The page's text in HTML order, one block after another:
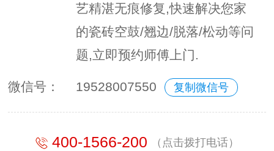
艺精湛无痕修复,快速解决您家
的瓷砖空鼓/翘边/脱落/松动等问
题,立即预约师傅上门.
微信号： 19528007550 复制微信号
400-1566-200 （点击拨打电话）